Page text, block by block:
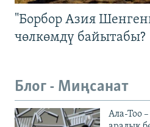
"Борбор Азия
чөлкөмдү байытабы?
Блог - Миңсанат
Ала-Тоо